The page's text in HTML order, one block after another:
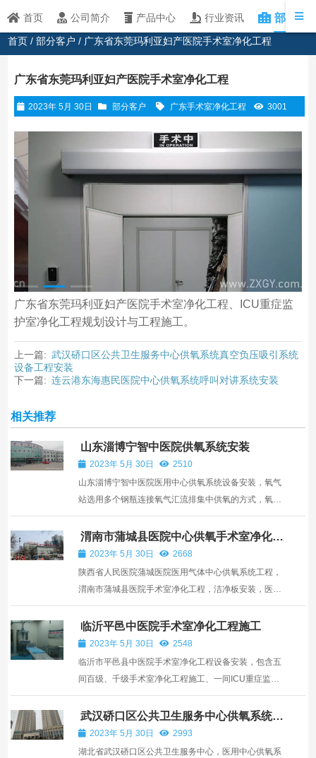
首页 公司简介 产品中心 行业资讯 部分客
首页 /部分客户 / 广东省东莞玛利亚妇产医院手术室净化工程
广东省东莞玛利亚妇产医院手术室净化工程
2023年 5月 30日 部分客户 广东手术室净化工程 3001
广东省东莞玛利亚妇产医院手术室净化工程、ICU重症监
护室净化工程规划设计与工程施工。
上一篇: 武汉硚口区公共卫生服务中心供氧系统真空负压吸引系统
设备工程安装
下一篇: 连云港东海惠民医院中心供氧系统呼叫对讲系统安装
相关推荐
山东淄博宁智中医院供氧系统安装
2023年 5月 30日
2510
山东淄博宁智中医院医用中心供氧系统设备安装，氧气
站选用多个钢瓶连接氧气汇流排集中供氧的方式，氧气
管道采用脱脂无缝紫铜管，病房安装氧气终端和设备
带，护理站安装医护对讲系统。
渭南市蒲城县医院中心供氧手术室净化工
程2023年 5月 30日
2668
陕西省人民医院蒲城医院医用气体中心供氧系统工程，
渭南市蒲城县医院手术室净化工程，洁净板安装，医用
气体氧气，真空吸引，压缩空气，医用笑气管道的铺设
及气体汇流排，二级减压箱和终端箱等设备安装
临沂平邑中医院手术室净化工程施工
2023年 5月 30日
2548
临沂市平邑县中医院手术室净化工程设备安装，包含五
间百级、千级手术室净化工程施工、一间ICU重症监护
室净化装修、以及手术室净化工程配套用房的设计与施
工服务。
武汉硚口区公共卫生服务中心供氧系统真
空负压吸引系统设备工程安装
2023年 5月 30日
2993
湖北省武汉硚口区公共卫生服务中心，医用中心供氧系